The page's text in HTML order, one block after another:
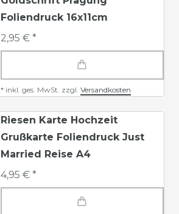
Foliendruck 16x11cm
2,95 € *
* inkl. ges. MwSt. zzgl. Versandkosten
Riesen Karte Hochzeit
Grußkarte Foliendruck Just
Married Reise A4
4,95 € *